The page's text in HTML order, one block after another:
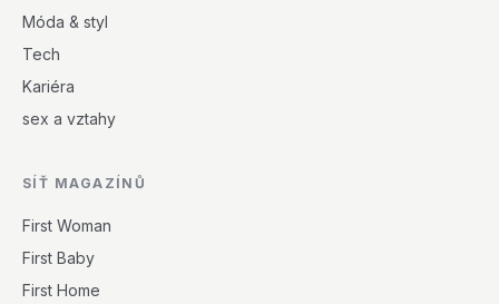
Móda & styl
Tech
Kariéra
sex a vztahy
SÍŤ MAGAZÍNŮ
First Woman
First Baby
First Home